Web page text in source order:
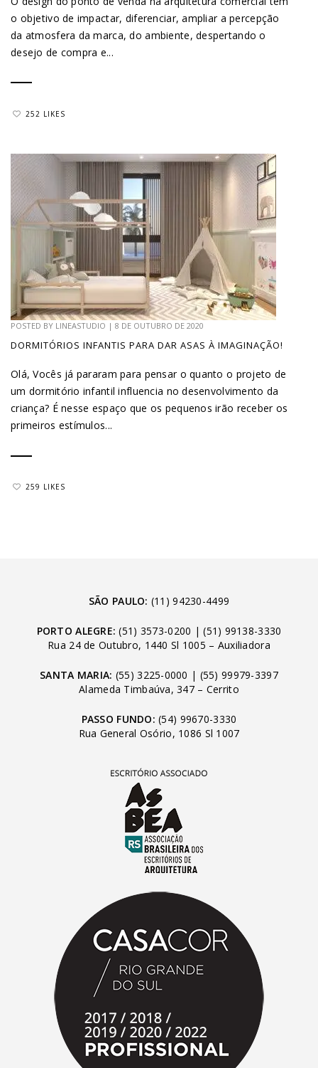
o objetivo de impactar, diferenciar, ampliar a percepção
da atmosfera da marca, do ambiente, despertando o
desejo de compra e...
252 LIKES
POSTED BY LINEASTUDIO | 8 DE OUTUBRO DE 2020
DORMITÓRIOS INFANTIS PARA DAR ASAS À IMAGINAÇÃO!
Olá, Vocês já pararam para pensar o quanto o projeto de
um dormitório infantil influencia no desenvolvimento da
criança? É nesse espaço que os pequenos irão receber os
primeiros estímulos...
259 LIKES
SÃO PAULO: (11) 94230-4499
PORTO ALEGRE: (51) 3573-0200 |(51) 99138-3330
Rua 24 de Outubro, 1440 Sl 1005 – Auxiliadora
SANTA MARIA: (55) 3225-0000 | (55) 99979-3397
Alameda Timbaúva, 347 – Cerrito
PASSO FUNDO: (54) 99670-3330
Rua General Osório, 1086 Sl 1007